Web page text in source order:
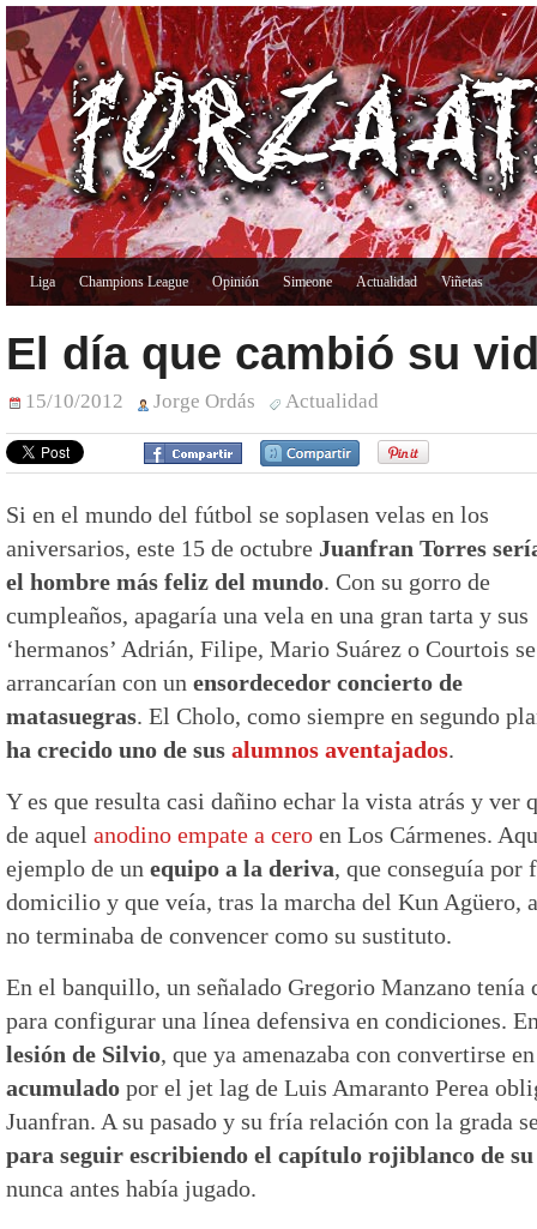
Liga Champions League Opinión Simeone Actualidad Viñetas
El día que cambió su
15/10/2012 Jorge Ordás Actualidad
Si en el mundo del fútbol se soplasen velas en los
aniversarios, este 15 de octubre Juanfran Torres
el hombre más feliz del mundo. Con su gorro de
cumpleaños, apagaría una vela en una gran tarta y sus
‘hermanos’ Adrián, Filipe, Mario Suárez o Courtois se
arrancarían con un ensordecedor concierto de
matasuegras. El Cholo, como siempre en segundo
ha crecido uno de sus alumnos aventajados.
Y es que resulta casi dañino echar la vista atrás y ver
de aquel anodino empate a cero en Los Cármenes.
ejemplo de un equipo a la deriva, que conseguía por
domicilio y que veía, tras la marcha del Kun Agüero,
no terminaba de convencer como su sustituto.
En el banquillo, un señalado Gregorio Manzano
para configurar una línea defensiva en condiciones.
lesión de Silvio, que ya amenazaba con convertirse
acumulado por el jet lag de Luis Amaranto Perea
Juanfran. A su pasado y su fría relación con la grada
para seguir escribiendo el capítulo rojiblanco de
nunca antes había jugado.